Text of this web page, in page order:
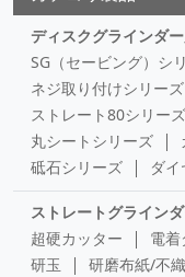
ディスクグラインダ
SG（セービング）シ
ネジ取り付けシリーズ
ストレート80シリーズ
丸シートシリーズ
砥石シリーズ
ダ
ストレートグライン
超硬カッター
電
研玉
研磨布紙/不